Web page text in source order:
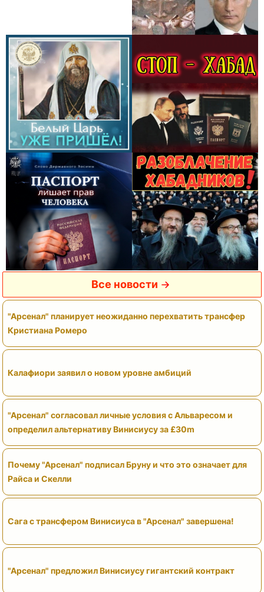
Все новости
"Арсенал" планирует неожиданно перехватить трансфер
Кристиана Ромеро
Калафиори заявил о новом уровне амбиций
"Арсенал" согласовал личные условия с Альваресом и
определил альтернативу Винисиусу за £30m
Почему "Арсенал" подписал Бруну и что это означает для
Райса и Скелли
Сага с трансфером Винисиуса в "Арсенал" завершена!
"Арсенал" предложил Винисиусу гигантский контракт